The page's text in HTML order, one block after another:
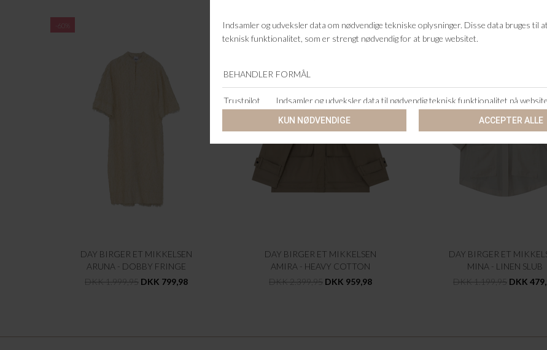
-60%
DAY BIRGER ET MIKKELSEN
ARUNA - DOBBY FRINGE
DKK 1.999,95 DKK 799,98
-60%
DAY BIRGER ET MIKKELSEN
AMIRA - HEAVY COTTON
DKK 2.399,95 DKK 959,98
-60%
DAY BIRGER ET
MINA - LINEN SLUB
DKK 1.199,95 DKK